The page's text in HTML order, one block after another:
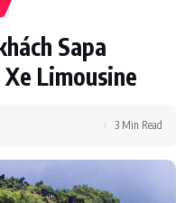
Sapa
Limousine
3 Min Read